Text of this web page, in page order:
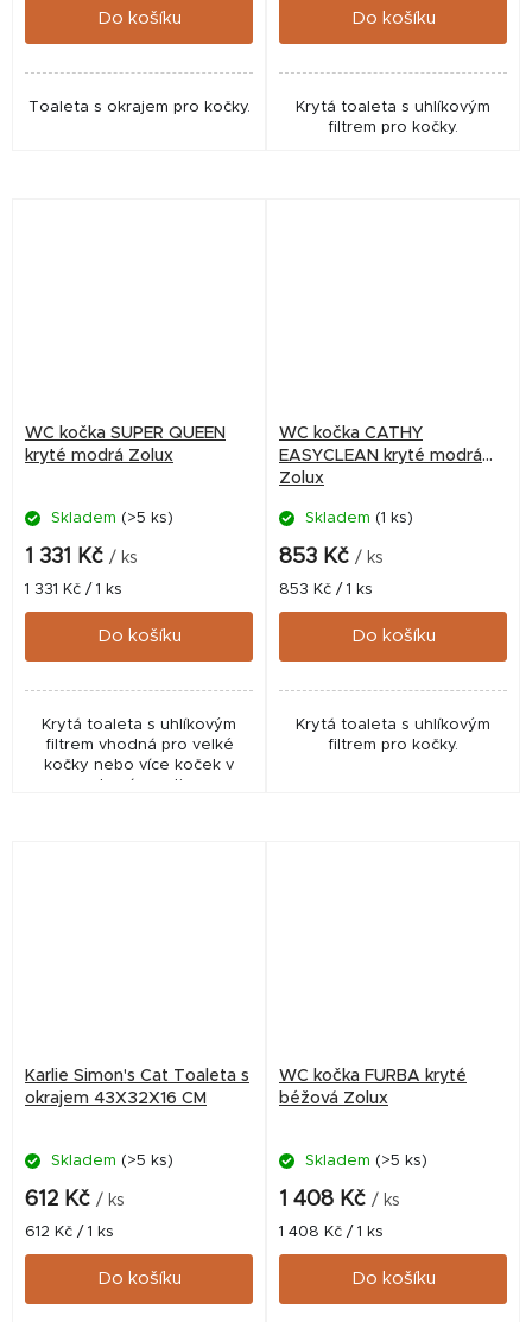
Do košíku
Toaleta s okrajem pro kočky.
Do košíku
Krytá toaleta s uhlíkovým
filtrem pro kočky.
WC kočka SUPER QUEEN
kryté modrá Zolux
Skladem (>5 ks)
1 331 Kč / ks
Měrná
cena:
1 331 Kč / 1 ks
Do košíku
Krytá toaleta s uhlíkovým
filtrem vhodná pro velké
kočky nebo více koček v
domácnosti.
WC kočka CATHY
EASYCLEAN kryté modrá
Zolux
Skladem (1 ks)
853 Kč / ks
Měrná
cena:
853 Kč / 1 ks
Do košíku
Krytá toaleta s uhlíkovým
filtrem pro kočky.
Karlie Simon's Cat Toaleta s
okrajem 43X32X16 CM
Skladem (>5 ks)
612 Kč / ks
Měrná
cena:
612 Kč / 1 ks
Do košíku
WC kočka FURBA kryté
béžová Zolux
Skladem (>5 ks)
1 408 Kč / ks
Měrná
cena:
1 408 Kč / 1 ks
Do košíku